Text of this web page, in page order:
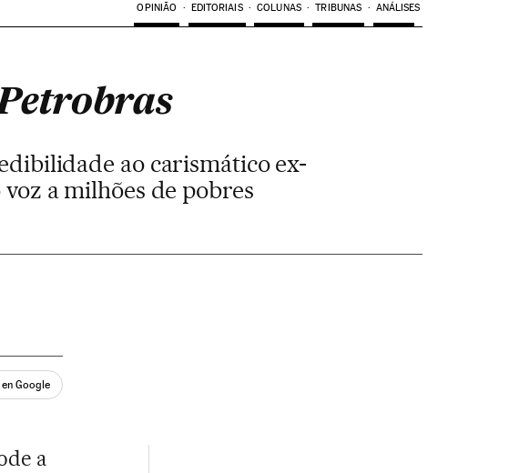
OPINIÃO EDITORIAIS COLUNAS TRIBUNAS ANÁLISES
ao carismático ex-
a milhões de pobres
Google
a